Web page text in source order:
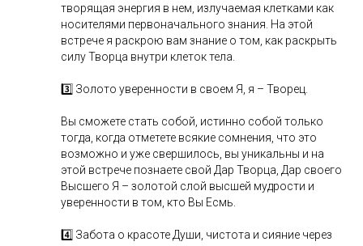
творящая энергия в нем, излучаемая клетками как
носителями первоначального знания. На этой
встрече я раскрою вам знание о том, как раскрыть
силу Творца внутри клеток тела.
3️⃣ Золото уверенности в своем Я, я – Творец.
Вы сможете стать собой, истинно собой только
тогда, когда отметете всякие сомнения, что это
возможно и уже свершилось, вы уникальны и на
этой встрече познаете свой Дар Творца, Дар своего
Высшего Я – золотой слой высшей мудрости и
уверенности в том, кто Вы Есмь.
4️⃣ Забота о красоте Души, чистота и сияние через